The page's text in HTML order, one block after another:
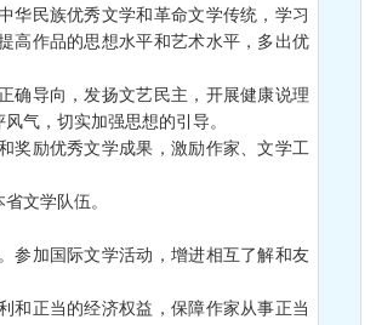
华民族优秀文学和革命文学传统，学习
高作品的思想水平和艺术水平，多出优
导向，发扬文艺民主，开展健康说理
气，切实加强思想的引导。
励优秀文学成果，激励作家、文学工
文学队伍。
加国际文学活动，增进相互了解和友
正当的经济权益，保障作家从事正当